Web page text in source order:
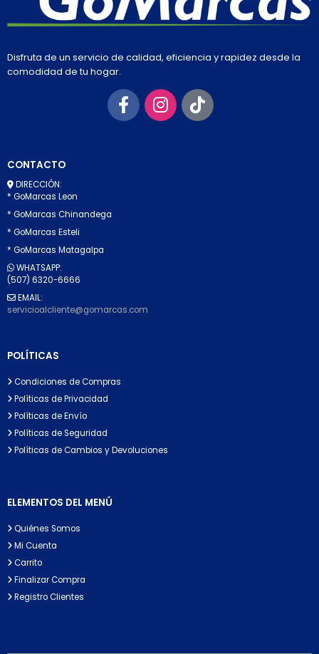
Disfruta de un servicio de calidad, eficiencia y rapidez desde la
comodidad de tu hogar.
CONTACTO
DIRECCIÓN:
* GoMarcas Leon
* GoMarcas Chinandega
* GoMarcas Esteli
* GoMarcas Matagalpa
WHATSAPP:
(507) 6320-6666
EMAIL:
servicioalcliente@gomarcas.com
POLÍTICAS
Condiciones de Compras
Políticas de Privacidad
Políticas de Envío
Políticas de Seguridad
Políticas de Cambios y Devoluciones
ELEMENTOS DEL MENÚ
Quiénes Somos
Mi Cuenta
Carrito
Finalizar Compra
Registro Clientes